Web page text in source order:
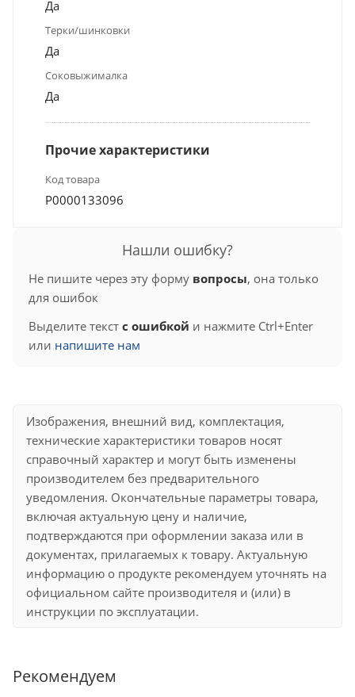
Да
Терки/шинковки
Да
Соковыжималка
Да
Прочие характеристики
Код товара
Р0000133096
Нашли ошибку?
Не пишите через эту форму вопросы, она только
для ошибок
Выделите текст с ошибкой и нажмите Ctrl+Enter
или напишите нам
Изображения, внешний вид, комплектация,
технические характеристики товаров носят
справочный характер и могут быть изменены
производителем без предварительного
уведомления. Окончательные параметры товара,
включая актуальную цену и наличие,
подтверждаются при оформлении заказа или в
документах, прилагаемых к товару. Актуальную
информацию о продукте рекомендуем уточнять на
официальном сайте производителя и (или) в
инструкции по эксплуатации.
Рекомендуем